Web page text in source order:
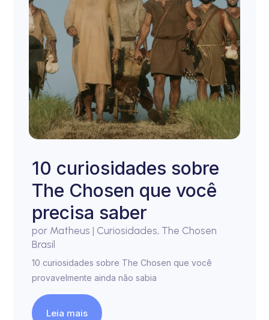
10 curiosidades sobre
The Chosen que você
precisa saber
por Matheus | Curiosidades, The Chosen
Brasil
10 curiosidades sobre The Chosen que você
provavelmente ainda não sabia
Leia mais